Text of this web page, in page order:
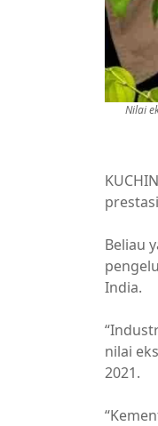
Nilai
Beliau
India.
nilai
2021.